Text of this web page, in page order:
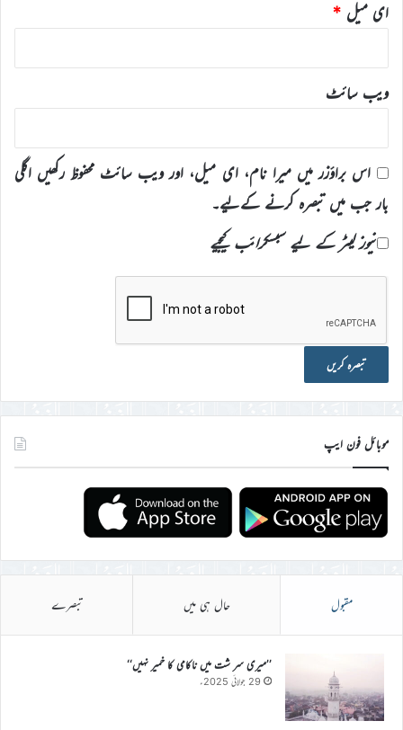
ای میل *
ویب‌ سائٹ
اس براؤزر میں میرا نام، ای میل، اور ویب سائٹ محفوظ رکھیں اگلی
بار جب میں تبصرہ کرنے کےلیے۔
نیوز لیٹر کے لیے سبسکرائب کیجیے
موبائل فون ایپ
مقبول حال ہی میں تبصرے
’’میری سر شت میں ناکامی کا خمیر نہیں‘‘
29 جولائی 2025ء